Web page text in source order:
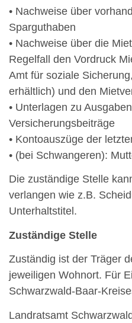
• Nachweise über
Sparguthaben
• Nachweise über die
Regelfall den Vordruck
Amt für soziale
erhältlich) und den
• Unterlagen zu
Versicherungsbeiträge
• Kontoauszüge der
• (bei Schwangeren):
Die zuständige Stelle
verlangen wie z.B.
Unterhaltstitel.
Zuständige Stelle
Zuständig ist der Träger
jeweiligen Wohnort. Für
Schwarzwald-Baar-
Landratsamt